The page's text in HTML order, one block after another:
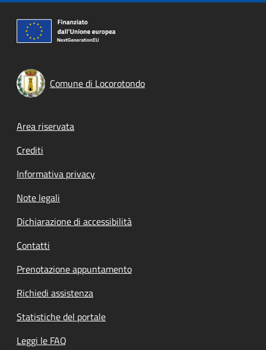
Comune di Locorotondo
Footer menu
Area riservata
Crediti
Informativa privacy
Note legali
Dichiarazione di accessibilità
Contatti
Prenotazione appuntamento
Richiedi assistenza
Statistiche del portale
Leggi le FAQ